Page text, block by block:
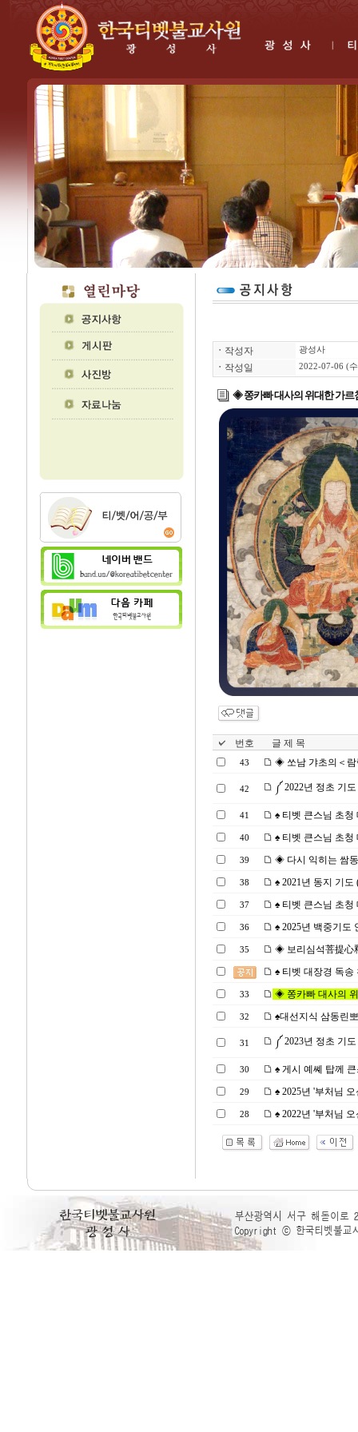
ㆍ 작성자 광성사
ㆍ 작성일 2022-07-06 (
◈ 쫑카빠 대사의 위대한 가르
번호 글 제 목
43 ◈ 쏘남 갸초의＜람
42 ༼ 2022년 정초 기
41 ♠ 티벳 큰스님 초청
40 ♠ 티벳 큰스님 초청
39 ◈ 다시 익히는 쌈동
38 ♠ 2021년 동지 기도
37 ♠ 티벳 큰스님 초청
36 ♠ 2025년 백중기도
35
◈ 보리심석菩提心
♠ 티벳 대장경 독송
33 ◈ 쫑카빠 대사의 위
32 ♠대선지식 삼동린
31 ༼ 2023년 정초 기
30 ♠ 게시 예쎼 탑께
29 ♠ 2025년 '부처님
28 ♠ 2022년 '부처님